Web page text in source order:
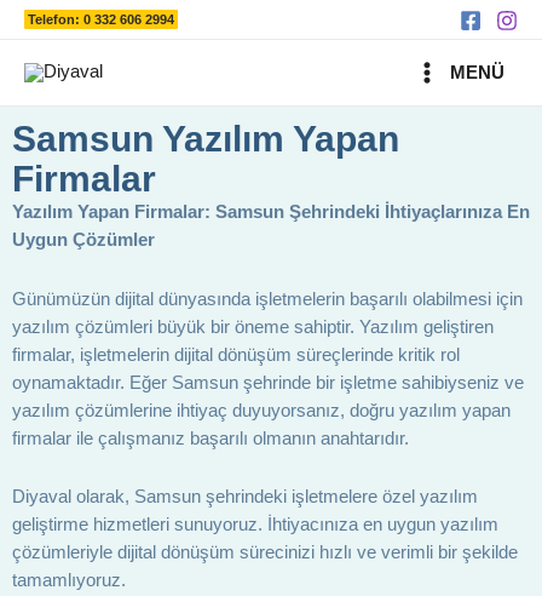
İçeriğeTelefon: 0 332 606 2994
MAIN
MENÜ
Samsun Yazılım Yapan
Firmalar
Yazılım Yapan Firmalar: Samsun Şehrindeki İhtiyaçlarınıza En
Uygun Çözümler
Günümüzün dijital dünyasında işletmelerin başarılı olabilmesi için
yazılım çözümleri büyük bir öneme sahiptir. Yazılım geliştiren
firmalar, işletmelerin dijital dönüşüm süreçlerinde kritik rol
oynamaktadır. Eğer Samsun şehrinde bir işletme sahibiyseniz ve
yazılım çözümlerine ihtiyaç duyuyorsanız, doğru yazılım yapan
firmalar ile çalışmanız başarılı olmanın anahtarıdır.
Diyaval olarak, Samsun şehrindeki işletmelere özel yazılım
geliştirme hizmetleri sunuyoruz. İhtiyacınıza en uygun yazılım
çözümleriyle dijital dönüşüm sürecinizi hızlı ve verimli bir şekilde
tamamlıyoruz.
Ara